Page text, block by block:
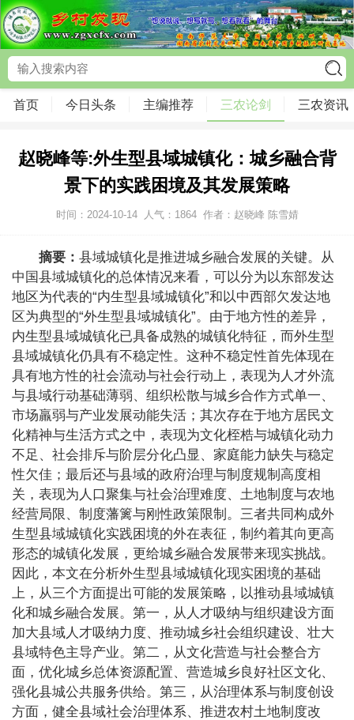
首页 今日头条 主编推荐 三农论剑 三农资讯
赵晓峰等:外生型县域城镇化：城乡融合背
景下的实践困境及其发展策略
时间：2024-10-14 人气： 1864 作者：赵晓峰 陈雪婧
摘要： 县域城镇化是推进城乡融合发展的关键。从
中国县域城镇化的总体情况来看，可以分为以东部发达
地区为代表的“内生型县域城镇化”和以中西部欠发达地
区为典型的“外生型县域城镇化”。由于地方性的差异，
内生型县域城镇化已具备成熟的城镇化特征，而外生型
县域城镇化仍具有不稳定性。这种不稳定性首先体现在
具有地方性的社会流动与社会行动上，表现为人才外流
与县域行动基础薄弱、组织松散与城乡合作方式单一、
市场羸弱与产业发展动能失活；其次存在于地方居民文
化精神与生活方式之中，表现为文化桎梏与城镇化动力
不足、社会排斥与阶层分化凸显、家庭能力缺失与稳定
性欠佳；最后还与县域的政府治理与制度规制高度相
关，表现为人口聚集与社会治理难度、土地制度与农地
经营局限、制度藩篱与刚性政策限制。三者共同构成外
生型县域城镇化实践困境的外在表征，制约着其向更高
形态的城镇化发展，更给城乡融合发展带来现实挑战。
因此，本文在分析外生型县域城镇化现实困境的基础
上，从三个方面提出可能的发展策略，以推动县域城镇
化和城乡融合发展。第一，从人才吸纳与组织建设方面
加大县域人才吸纳力度、推动城乡社会组织建设、壮大
县域特色主导产业。第二，从文化营造与社会整合方
面，优化城乡总体资源配置、营造城乡良好社区文化、
强化县城公共服务供给。第三，从治理体系与制度创设
方面，健全县域社会治理体系、推进农村土地制度改